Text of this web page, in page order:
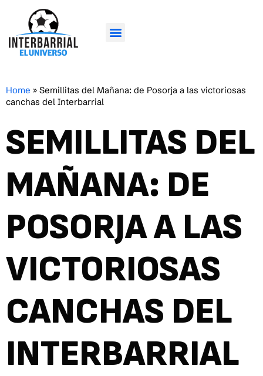
Home » Semillitas del Mañana: de Posorja a las victoriosas
canchas del Interbarrial
SEMILLITAS DEL
MAÑANA: DE
POSORJA A LAS
VICTORIOSAS
CANCHAS DEL
INTERBARRIAL